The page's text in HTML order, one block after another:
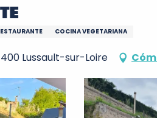
COCINA VEGETARIANA
Lussault-sur-Loire